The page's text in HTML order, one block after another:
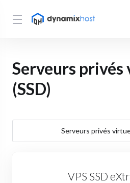
Serveurs
(SSD)
Serveurs privés
VPS SSD